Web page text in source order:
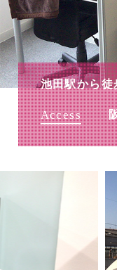
池田駅から徒
Access